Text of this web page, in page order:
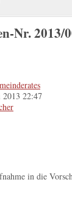
Nr. 2013/
22:47
in die